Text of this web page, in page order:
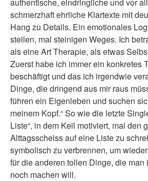
schmerzhaft ehrliche Klartexte mit
Hang zu Details. Ein emotionales
steilen, mal steinigen Weges. Ich
als eine Art Therapie, als etwas
Zuerst habe ich immer ein konkretes
beschäftigt und das ich irgendwie
Dinge, die dringend aus mir raus
führen ein Eigenleben und suchen
meinem Kopf.“ So wie die letzte
Liste“, in dem Keil motiviert, mal den
Alttagsscheiss auf eine Liste zu
symbolisch zu verbrennen, um
für die anderen tollen Dinge, die man
noch machen will.